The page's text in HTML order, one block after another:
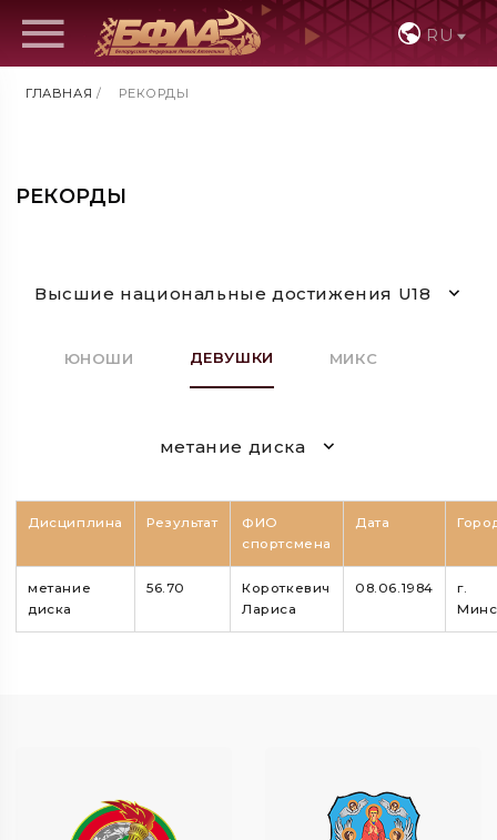
RU
ГЛАВНАЯ / РЕКОРДЫ
РЕКОРДЫ
Высшие национальные достижения U18
ЮНОШИ ДЕВУШКИ МИКС
метание диска
Дисциплина Результат
ФИО
спортсмена
Дата
метание
диска
56.70
Короткевич
Лариса
08.06.1984
г.